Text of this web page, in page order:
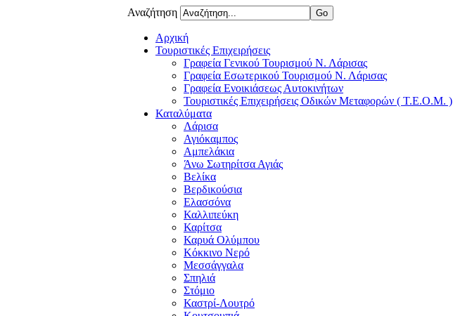
Αναζήτηση
Αρχική
Τουριστικές Επιχειρήσεις
Γραφεία Γενικού Τουρισμού Ν. Λάρισας
Γραφεία Εσωτερικού Τουρισμού Ν. Λάρισας
Γραφεία Ενοικιάσεως Αυτοκινήτων
Τουριστικές Επιχειρήσεις Οδικών Μεταφορών ( Τ.Ε.Ο.Μ. )
Καταλύματα
Λάρισα
Αγιόκαμπος
Αμπελάκια
Άνω Σωτηρίτσα Αγιάς
Βελίκα
Βερδικούσια
Ελασσόνα
Καλλιπεύκη
Καρίτσα
Καρυά Ολύμπου
Κόκκινο Νερό
Μεσσάγγαλα
Σπηλιά
Στόμιο
Καστρί-Λουτρό